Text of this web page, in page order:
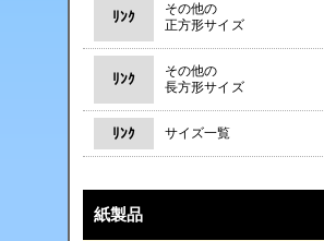
ﾘﾝｸ
その他の
正方形サイズ
ﾘﾝｸ
その他の
長方形サイズ
ﾘﾝｸ サイズ一覧
紙製品